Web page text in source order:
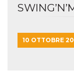
10 OTTOBRE